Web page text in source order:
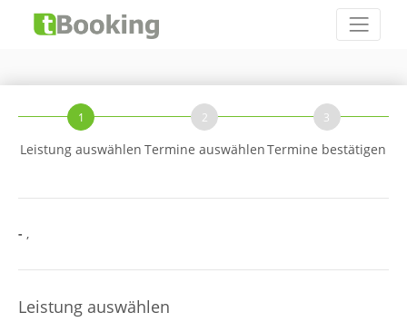
1
Leistung auswählen
2
Termine auswählen
3
Termine bestätigen
- ,
Leistung auswählen